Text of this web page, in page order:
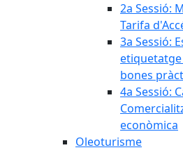
2a Sessió:
Tarifa
3a Sessió:
bones
4a Sessió:
econòmica
Oleoturisme